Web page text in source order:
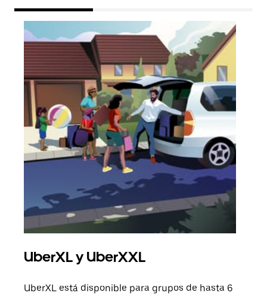
UberXL y UberXXL
UberXL está disponible para grupos de hasta 6